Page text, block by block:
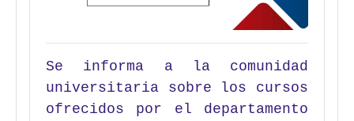
Se informa a la comunidad
universitaria sobre los cursos
ofrecidos por el departamento